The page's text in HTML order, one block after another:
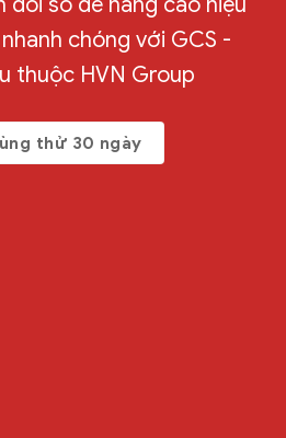
chóng với GCS -
thuộc HVN Group
thử 30 ngày